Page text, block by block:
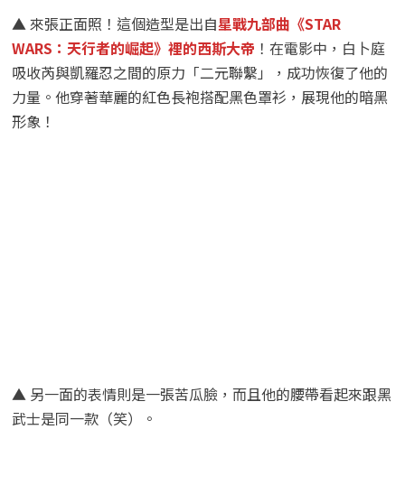
▲ 來張正面照！這個造型是出自星戰九部曲《STAR
WARS：天行者的崛起》裡的西斯大帝 ！在電影中，白卜庭
吸收芮與凱羅忍之間的原力「二元聯繫」，成功恢復了他的
力量。他穿著華麗的紅色長袍搭配黑色罩衫，展現他的暗黑
形象！
▲ 另一面的表情則是一張苦瓜臉，而且他的腰帶看起來跟黑
武士是同一款（笑）。